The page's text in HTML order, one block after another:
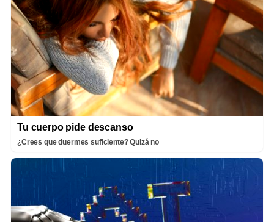
Tu cuerpo pide descanso
¿Crees que duermes suficiente? Quizá no